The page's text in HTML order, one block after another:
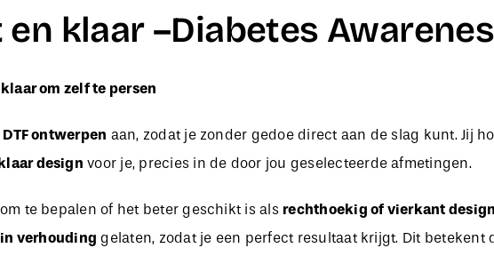
en klaar –Diabetes
om zelf te persen
ontwerpen aan, zodat je zonder gedoe direct aan de slag kunt. Jij
design voor je, precies in de door jou geselecteerde afmetingen.
te bepalen of het beter geschikt is als rechthoekig of vierkant
in verhouding gelaten, zodat je een perfect resultaat krijgt. Dit